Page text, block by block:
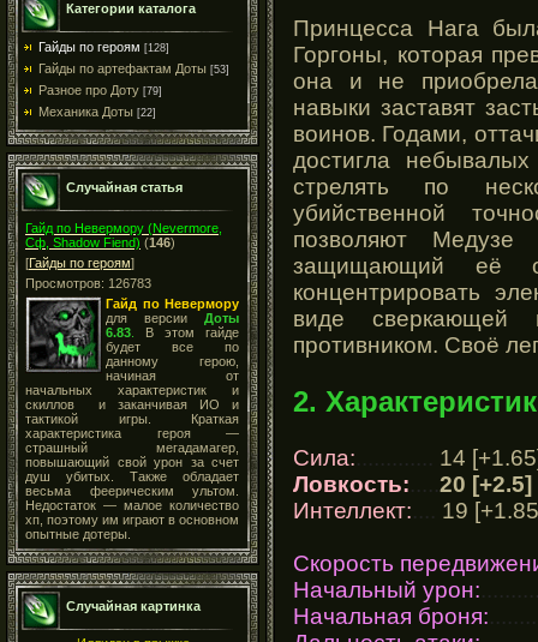
Категории каталога
Гайды по героям [128]
Гайды по артефактам Доты [53]
Разное про Доту [79]
Механика Доты [22]
Случайная статья
Гайд по Невермору (Nevermore,
Сф, Shadow Fiend) (146)
[Гайды по героям]
Просмотров: 126783
Гайд по Невермору
для версии Доты
6.83
В этом гайде
будет все по
данному герою,
начиная от
начальных характеристик и
скиллов и заканчивая ИО и
тактикой игры. Краткая
характеристика героя —
страшный мегадамагер,
повышающий свой урон за счет
душ убитых. Также обладает
весьма феерическим ультом.
Недостаток — малое количество
хп, поэтому им играют в основном
опытные дотеры.
Случайная картинка
Принцесса Нага
Горгоны, которая
она и не
навыки заставят
воинов. Годами,
достигла
стрелять по
убийственной
позволяют Медузе
защищающий её
концентрировать
виде сверкающей
противником. Своё
2.
Сила:............. 14
Ловкость:.....20 [+2.5]
Интеллект:.... 19
Скорость
Начальный урон:
Начальная броня: